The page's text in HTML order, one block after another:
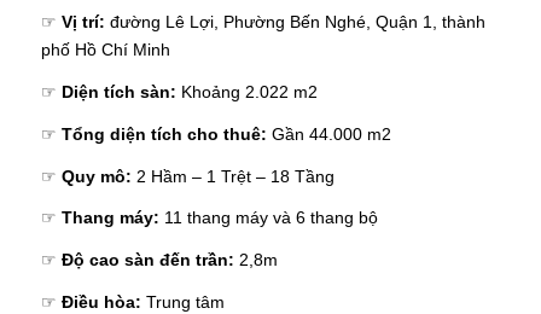
☞ Vị trí: đường Lê Lợi, Phường Bến Nghé, Quận 1, thành
phố Hồ Chí Minh
☞ Diện tích sàn: Khoảng 2.022 m2
☞ Tổng diện tích cho thuê: Gần 44.000 m2
☞ Quy mô: 2 Hầm – 1 Trệt – 18 Tầng
☞ Thang máy: 11 thang máy và 6 thang bộ
☞ Độ cao sàn đến trần: 2,8m
☞ Điều hòa: Trung tâm